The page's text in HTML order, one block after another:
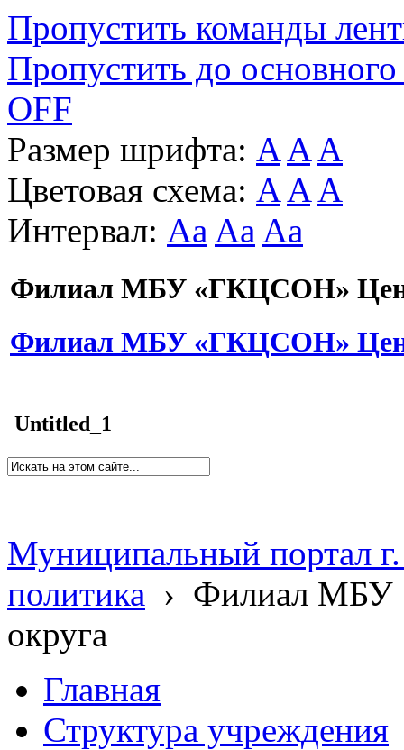
Пропустить команды
Пропустить до основного
OFF
Размер шрифта: A A A
Цветовая схема: A A A
Интервал: Aa Aa Aa
Филиал МБУ «ГКЦСОН»
Филиал МБУ «ГКЦСОН»
Untitled_1
Муниципальный портал
политика › Филиал МБУ
округа
Главная
Структура учреждения